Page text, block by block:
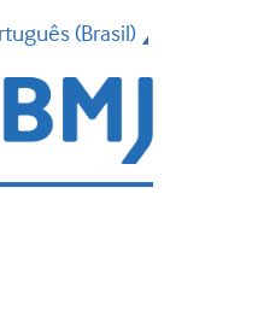
(Brasil)